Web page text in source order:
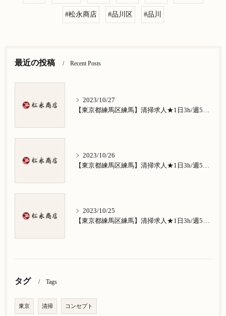
#松永商店 #品川区 #品川
最近の投稿 Recent Posts
2023/10/27
【東京都練馬区練馬】清掃求人★1日3h/週5日/祝日お休み★谷原在住の方歓迎
2023/10/26
【東京都練馬区練馬】清掃求人★1日3h/週5日/祝日お休み★南田中在住の方歓迎
2023/10/25
【東京都練馬区練馬】清掃求人★1日3h/週5日/祝日お休み★南大泉在住の方歓迎
タグ Tags
東京 清掃 コンセプト